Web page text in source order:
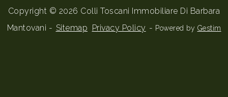
Copyright © 2026 Colli Toscani Immobiliare Di Barbara
Mantovani - Sitemap Privacy Policy - Powered by Gestim